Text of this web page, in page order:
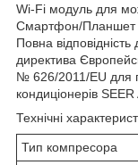
Wi-Fi модуль для
Смартфон/Планшет
Повна
директива
№ 626/2011/EU для
кондиціонерів
Технічні
Тип компресора